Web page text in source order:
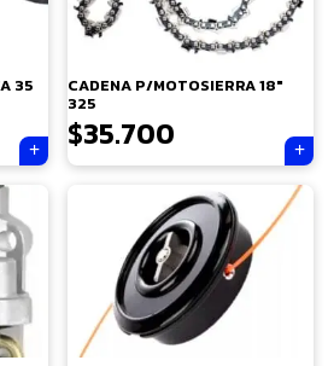
35 CADENA P/MOTOSIERRA 18″
325
$35.700